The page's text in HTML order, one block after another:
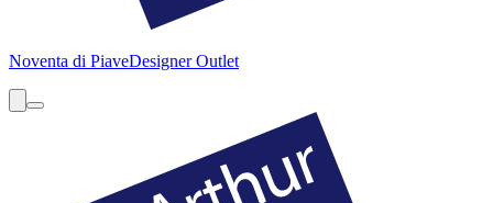
Noventa di PiaveDesigner Outlet